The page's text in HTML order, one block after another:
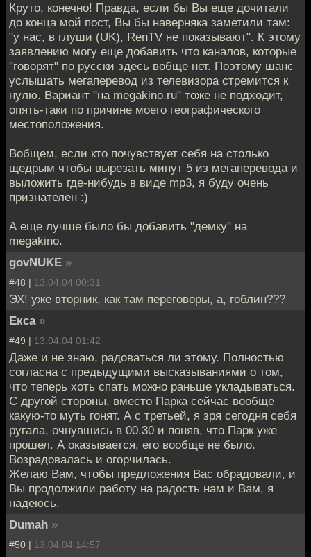
Круто, конечно! Правда, если бы Вы еще дочитали
до конца мой пост, Вы бы наверняка заметили там:
"у нас, в глуши (UK), RenTV не показывают". К этому
заявлению могу еще добавить что каналов, которые
"говорят" по русски здесь вобще нет. Поэтому шанс
услышать мегаперевод из телевизора стремится к
нулю. Вариант "на megakino.ru" тоже не подходит,
опять-таки по причине моего географического
местоположения.
Вобщем, если кто почувствует себя на столько
щедрым чтобы вырезать минут 5 из мегаперевода и
выложить где-нибудь в виде mp3, я буду очень
признателен :)
А еще лучше было бы добавить "демку" на
megakino.
govNUKE »
#48 | 13.04.04 00:31
ЭХ! уже вторник, как там переговоры, а, гоблин???
Екса »
#49 | 13.04.04 01:42
Даже и не знаю, радоваться ли этому. Полностью
согласна с предыдущими высказываниями о том,
что теперь хоть спать можно раньше укладываться.
С другой стороны, вместо Парка сейчас вообще
какую-то муть гонят. А с третьей, я зря сегодня себя
ругала, очнувшись в 00.30 и поняв, что Парк уже
прошел. А оказывается, его вообще не было.
Возрадовалась и огорчилась.
Желаю Вам, чтобы предложения Вас обрадовали, и
Вы продолжили работу на радость нам и Вам, я
надеюсь.
Dumah »
#50 | 13.04.04 14:57